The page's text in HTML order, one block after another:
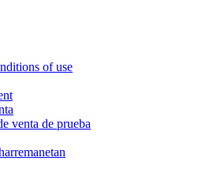
of use
venta de prueba